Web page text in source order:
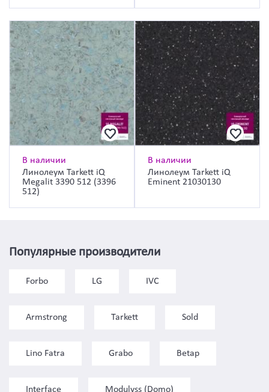
В наличии
Линолеум Tarkett iQ
Megalit 3390 512 (3396
512)
В наличии
Линолеум Tarkett iQ
Eminent 21030130
Популярные производители
Forbo LG IVC
Armstrong Tarkett Sold
Lino Fatra Grabo Betap
Interface Modulyss (Domo)